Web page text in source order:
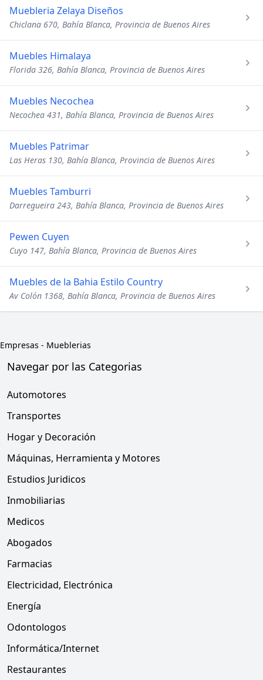
Muebleria Zelaya Diseños
Chiclana 670, Bahía Blanca, Provincia de Buenos Aires
Muebles Himalaya
Florida 326, Bahía Blanca, Provincia de Buenos Aires
Muebles Necochea
Necochea 431, Bahía Blanca, Provincia de Buenos Aires
Muebles Patrimar
Las Heras 130, Bahía Blanca, Provincia de Buenos Aires
Muebles Tamburri
Darregueira 243, Bahía Blanca, Provincia de Buenos Aires
Pewen Cuyen
Cuyo 147, Bahía Blanca, Provincia de Buenos Aires
Muebles de la Bahia Estilo Country
Av Colón 1368, Bahía Blanca, Provincia de Buenos Aires
Empresas - Mueblerias
Navegar por las Categorias
Automotores
Transportes
Hogar y Decoración
Máquinas, Herramienta y Motores
Estudios Juridicos
Inmobiliarias
Medicos
Abogados
Farmacias
Electricidad, Electrónica
Energía
Odontologos
Informática/Internet
Restaurantes